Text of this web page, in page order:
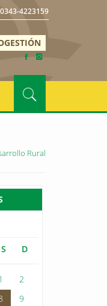
4223159
Rural
S D
2
9